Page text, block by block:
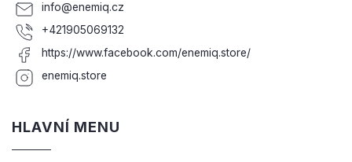
info@enemiq.cz
+421905069132
https://www.facebook.com/enemiq.store/
enemiq.store
HLAVNÍ MENU